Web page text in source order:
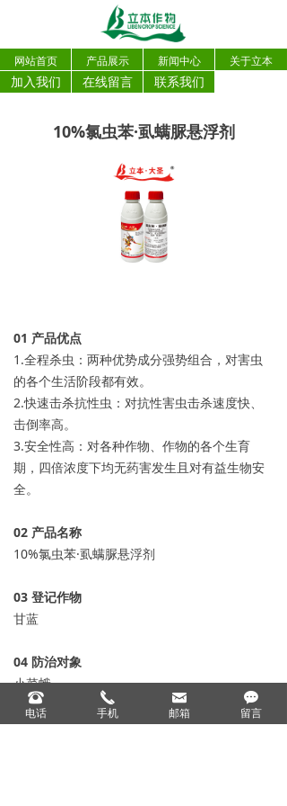
网站首页 产品展示 新闻中心 关于立本
加入我们 在线留言 联系我们
01 产品优点
1.全程杀虫：两种优势成分强势组合，对害虫
的各个生活阶段都有效。
2.快速击杀抗性虫：对抗性害虫击杀速度快、
击倒率高。
3.安全性高：对各种作物、作物的各个生育
期，四倍浓度下均无药害发生且对有益生物安
全。
02 产品名称
10%氯虫苯·虱螨脲悬浮剂
03 登记作物
甘蓝
04 防治对象
小菜蛾
05登记用量
10%氯虫苯·虱螨脲悬浮剂
뀰
电话
끅
手机
낂
邮箱
끁
留言